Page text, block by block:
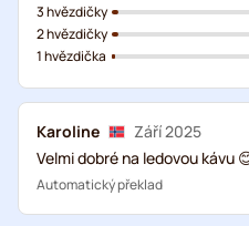
3 hvězdičky
2 hvězdičky
1 hvězdička
Karoline
Září 2025
Velmi dobré na ledovou kávu
Automatický překlad